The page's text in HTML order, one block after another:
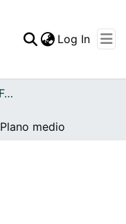
Log In
Archivo del Patrimonio Fotográfico y Fílmico del Valle del Cauca
Plano medio